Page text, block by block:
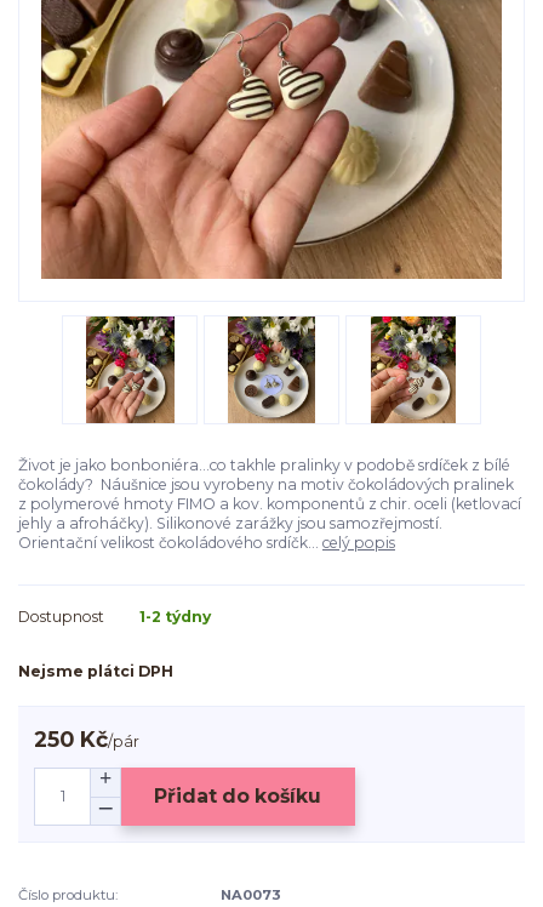
Život je jako bonboniéra...co takhle pralinky v podobě srdíček z bílé
čokolády? Náušnice jsou vyrobeny na motiv čokoládových pralinek
z polymerové hmoty FIMO a kov. komponentů z chir. oceli (ketlovací
jehly a afroháčky). Silikonové zarážky jsou samozřejmostí.
Orientační velikost čokoládového srdíčk... celý popis
Dostupnost 1-2 týdny
Nejsme plátci DPH
250 Kč/pár
Přidat do košíku
Číslo produktu:
NA0073